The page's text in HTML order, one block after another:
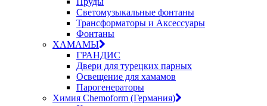
Светомузыкальные фонтаны
Трансформаторы и Аксессуары
Фонтаны
ХАМАМЫ
ГРАНДИС
Двери для турецких парных
Освещение для хамамов
Парогенераторы
Химия Chemoform (Германия)